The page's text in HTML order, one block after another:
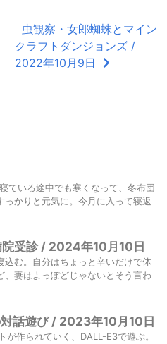
虫観察・女郎蜘蛛とマイン
クラフトダンジョンズ /
2022年10月9日
ている途中でも寒くなって、冬布団
かりと元気に。今月に入って寝返
受診 / 2024年10月10日
む。自分はちょっと辛いだけで体
妻はよっぽどじゃないとそう言わ
話遊び / 2023年10月10日
作られていく、DALL-E3で遊ぶ。